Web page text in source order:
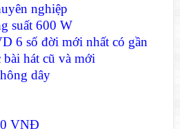
nghiệp
suất 600 W
6 số đời mới nhất có gần
bài hát cũ và mới
dây
VNĐ